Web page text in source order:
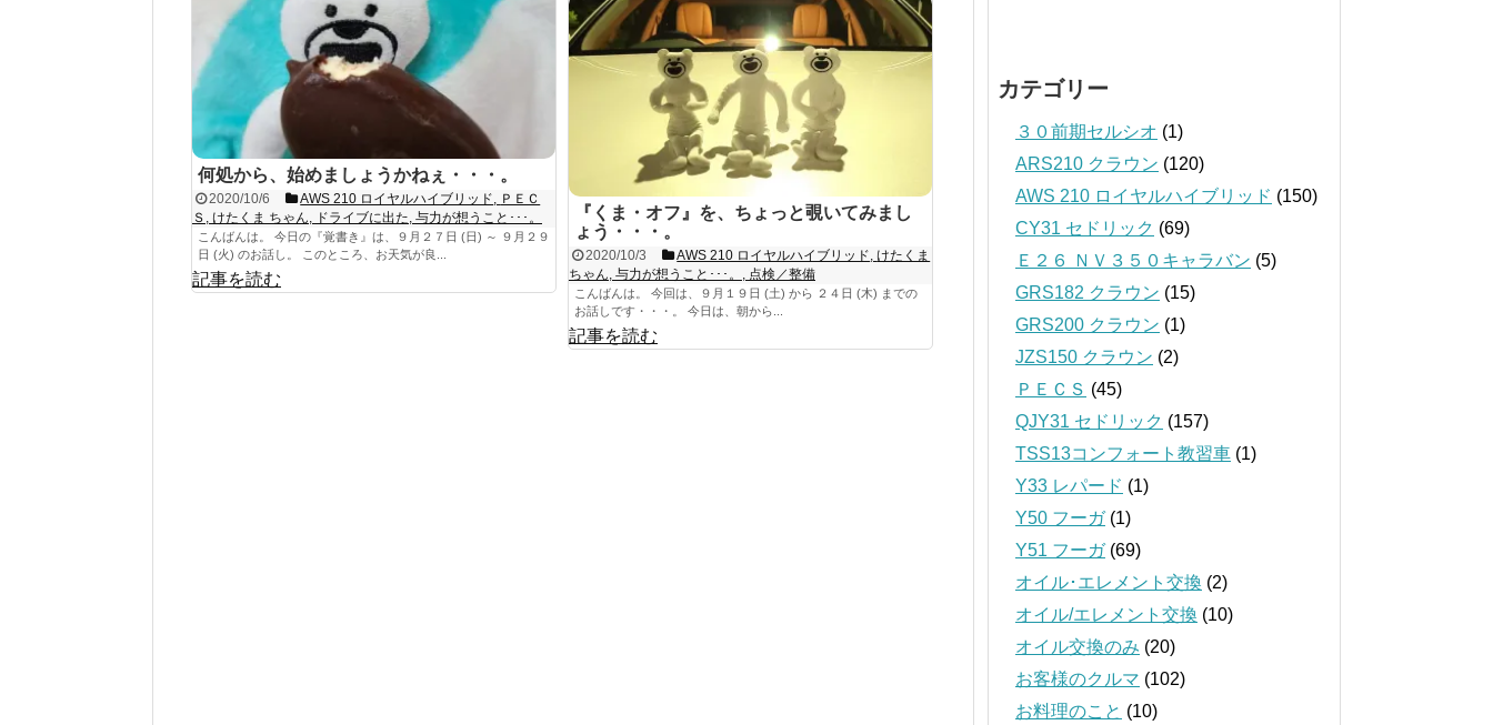
何処から、始めましょうかねぇ・・・。
2020/10/6 AWS 210 ロイヤルハイブリッド, ＰＥＣ
Ｓ , けたくま ちゃん, ドライブに出た, 与力が想うこと･･･。
こんばんは。 今日の『覚書き』は、９月２７日 (日) ～ ９月２９
日 (火) のお話し。 このところ、お天気が良...
記事を読む
『くま・オフ』を、ちょっと覗いてみまし
ょう・・・。
2020/10/3 AWS 210 ロイヤルハイブリッド, けたくま
ちゃん, 与力が想うこと･･･。 , 点検／整備
こんばんは。 今回は、９月１９日 (土) から ２４日 (木) までの
お話しです・・・。 今日は、朝から...
記事を読む
カテゴリー
３０前期セルシオ (1)
ARS210 クラウン (120)
AWS 210 ロイヤルハイブリッド (150)
CY31 セドリック (69)
Ｅ２６ ＮＶ３５０キャラバン (5)
GRS182 クラウン (15)
GRS200 クラウン (1)
JZS150 クラウン (2)
ＰＥＣＳ (45)
QJY31 セドリック (157)
TSS13コンフォート教習車 (1)
Y33 レパード (1)
Y50 フーガ(1)
Y51 フーガ(69)
オイル･エレメント交換 (2)
オイル/エレメント交換 (10)
オイル交換のみ (20)
お客様のクルマ (102)
お料理のこと (10)